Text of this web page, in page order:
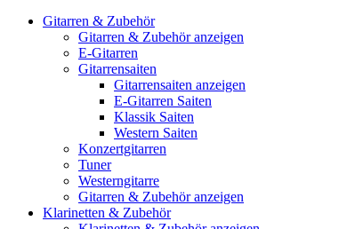
Gitarren & Zubehör
Gitarren & Zubehör anzeigen
E-Gitarren
Gitarrensaiten
Gitarrensaiten anzeigen
E-Gitarren Saiten
Klassik Saiten
Western Saiten
Konzertgitarren
Tuner
Westerngitarre
Gitarren & Zubehör anzeigen
Klarinetten & Zubehör